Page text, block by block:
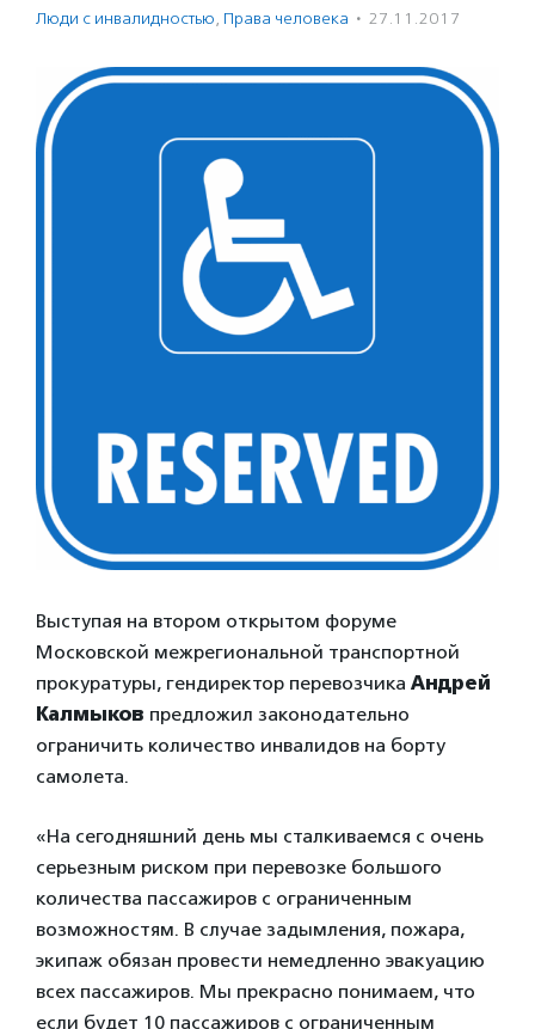
Люди с инвалидностью, Права человека · 27.11.2017
Выступая на втором открытом форуме
Московской межрегиональной транспортной
прокуратуры, гендиректор перевозчика Андрей
Калмыков предложил законодательно
ограничить количество инвалидов на борту
самолета.
«На сегодняшний день мы сталкиваемся с очень
серьезным риском при перевозке большого
количества пассажиров с ограниченным
возможностям. В случае задымления, пожара,
экипаж обязан провести немедленно эвакуацию
всех пассажиров. Мы прекрасно понимаем, что
если будет 10 пассажиров с ограниченным